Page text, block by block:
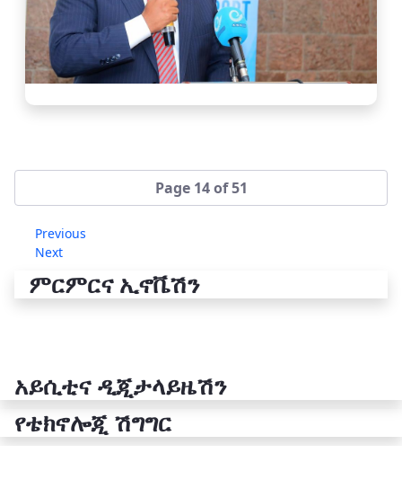
Page 14 of 51
Previous
Next
ምርምርና ኢኖቬሽን
አይሲቲና ዲጂታላይዜሽን
የቴክኖሎጂ ሽግግር